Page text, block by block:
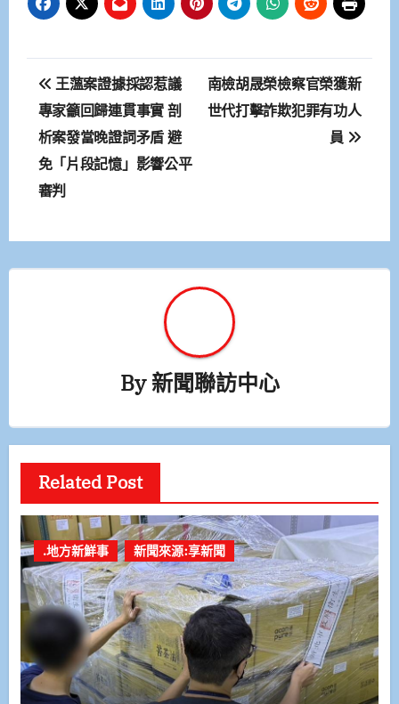
文
章
導
覽
王薀案證據採認惹議
專家籲回歸連貫事實 剖
析案發當晚證詞矛盾 避
免「片段記憶」影響公平
審判
南檢胡晟榮檢察官榮獲新
世代打擊詐欺犯罪有功人
員
By新聞聯訪中心
Related Post
.地方新鮮事 新聞來源:享新聞